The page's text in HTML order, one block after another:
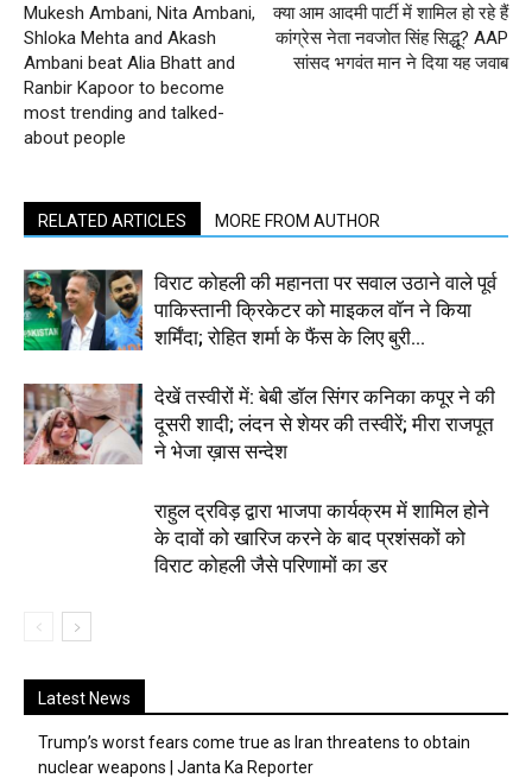
Mukesh Ambani, Nita Ambani,
Shloka Mehta and Akash
Ambani beat Alia Bhatt and
Ranbir Kapoor to become
most trending and talked-
about people
क्या आम आदमी पार्टी में शामिल हो रहे हैं
कांग्रेस नेता नवजोत सिंह सिद्धू? AAP
सांसद भगवंत मान ने दिया यह जवाब
RELATED ARTICLES MORE FROM AUTHOR
विराट कोहली की महानता पर सवाल उठाने वाले पूर्व
पाकिस्तानी क्रिकेटर को माइकल वॉन ने किया
शर्मिंदा; रोहित शर्मा के फैंस के लिए बुरी...
देखें तस्वीरों में: बेबी डॉल सिंगर कनिका कपूर ने की
दूसरी शादी; लंदन से शेयर की तस्वीरें; मीरा राजपूत
ने भेजा ख़ास सन्देश
राहुल द्रविड़ द्वारा भाजपा कार्यक्रम में शामिल होने
के दावों को खारिज करने के बाद प्रशंसकों को
विराट कोहली जैसे परिणामों का डर
Latest News
Trump’s worst fears come true as Iran threatens to obtain
nuclear weapons | Janta Ka Reporter